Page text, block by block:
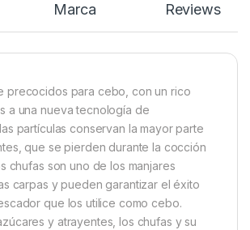
Marca Reviews
precocidos para cebo, con un rico
a una nueva tecnología de
partículas conservan la mayor parte
que se pierden durante la cocción
chufas son uno de los manjares
carpas y pueden garantizar el éxito
que los utilice como cebo.
y atrayentes, los chufas y su